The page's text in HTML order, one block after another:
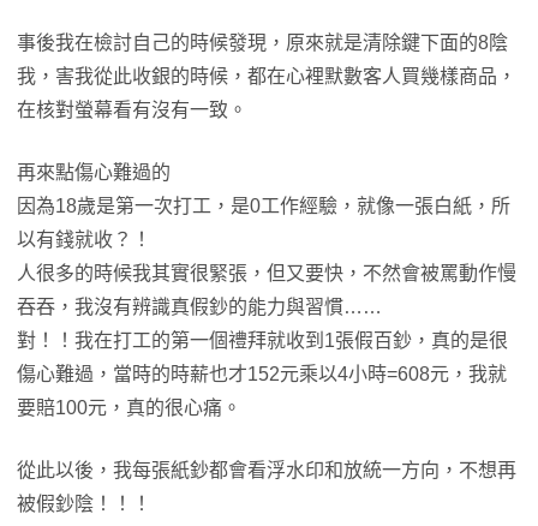
事後我在檢討自己的時候發現，原來就是清除鍵下面的8陰
我，害我從此收銀的時候，都在心裡默數客人買幾樣商品，
在核對螢幕看有沒有一致。
再來點傷心難過的
因為18歲是第一次打工，是0工作經驗，就像一張白紙，所
以有錢就收？！
人很多的時候我其實很緊張，但又要快，不然會被罵動作慢
吞吞，我沒有辨識真假鈔的能力與習慣……
對！！我在打工的第一個禮拜就收到1張假百鈔，真的是很
傷心難過，當時的時薪也才152元乘以4小時=608元，我就
要賠100元，真的很心痛。
從此以後，我每張紙鈔都會看浮水印和放統一方向，不想再
被假鈔陰！！！